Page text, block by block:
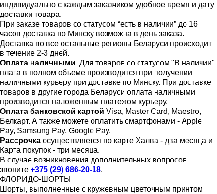
индивидуально с каждым заказчиком удобное время и дату
доставки товара.
При заказе товаров со статусом “есть в наличии” до 16
часов доставка по Минску возможна в день заказа.
Доставка во все остальные регионы Беларуси происходит
в течение 2-3 дней.
Оплата наличными. Для товаров со статусом "В наличии"
плата в полном объеме производится при получении
наличными курьеру при доставке по Минску. При доставке
товаров в другие города Беларуси оплата наличными
производится наложенным платежом курьеру.
Оплата банковской картой Visa, Master Card, Maestro,
Белкарт. А также можете оплатить смартфонами - Apple
Pay, Samsung Pay, Google Pay.
Рассрочка осуществляется по карте Халва - два месяца и
Карта покупок - три месяца.
В случае возникновения дополнительных вопросов,
звоните +375 (29) 686-20-18.
ФЛОРИДО-ШОРТЫ
Шорты, выполненные с кружевным цветочным принтом